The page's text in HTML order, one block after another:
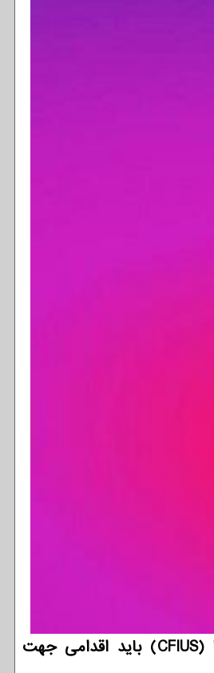
توسعه دهندگان: بگفته یکی از اعضای کمیسیون فدرال ارتباطات آمریکا شورای سرمایه گذاری خارجی در ایالات متحده آمریکا (CFIUS) باید اقدامی جهت